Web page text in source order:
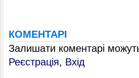
КОМЕНТАРІ
Залишати коментарі
Реєстрація, Вхід